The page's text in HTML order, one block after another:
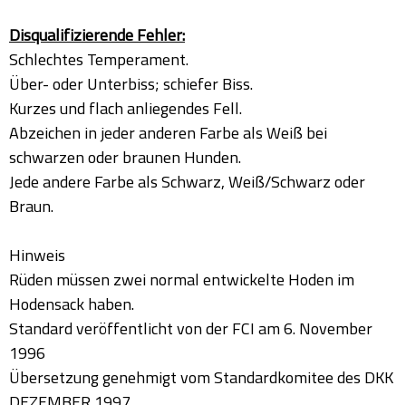
Disqualifizierende Fehler:
Schlechtes Temperament.
Über- oder Unterbiss; schiefer Biss.
Kurzes und flach anliegendes Fell.
Abzeichen in jeder anderen Farbe als Weiß bei
schwarzen oder braunen Hunden.
Jede andere Farbe als Schwarz, Weiß/Schwarz oder
Braun.
Hinweis
Rüden müssen zwei normal entwickelte Hoden im
Hodensack haben.
Standard veröffentlicht von der FCI am 6. November
1996
Übersetzung genehmigt vom Standardkomitee des DKK